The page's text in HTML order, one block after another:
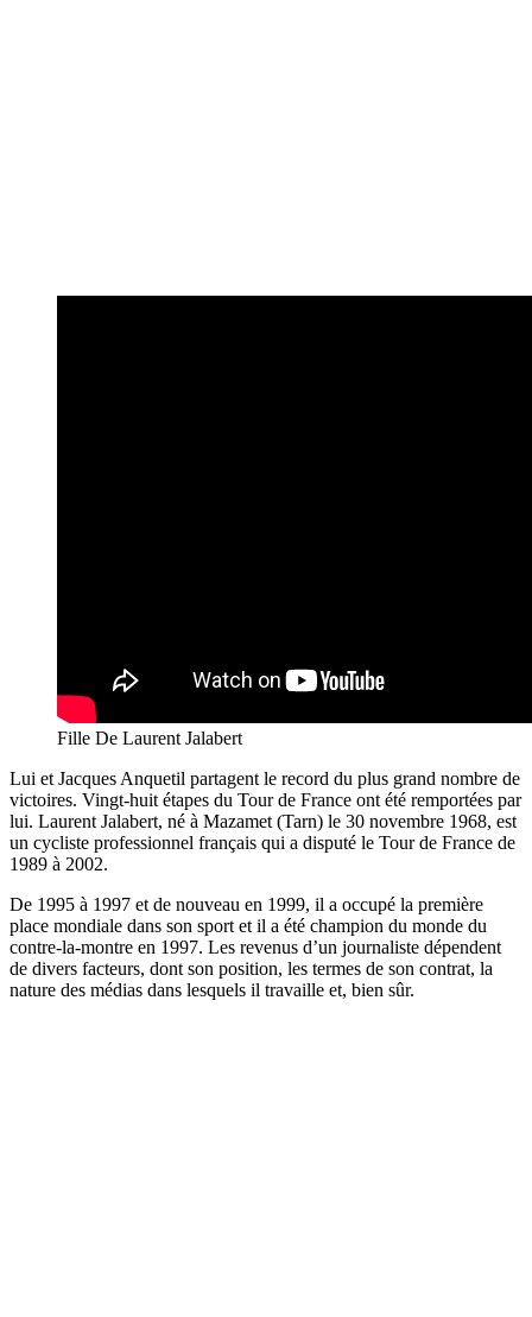
Fille De Laurent Jalabert
Lui et Jacques Anquetil partagent le record du plus grand nombre de
victoires. Vingt-huit étapes du Tour de France ont été remportées par
lui. Laurent Jalabert, né à Mazamet (Tarn) le 30 novembre 1968, est
un cycliste professionnel français qui a disputé le Tour de France de
1989 à 2002.
De 1995 à 1997 et de nouveau en 1999, il a occupé la première
place mondiale dans son sport et il a été champion du monde du
contre-la-montre en 1997. Les revenus d’un journaliste dépendent
de divers facteurs, dont son position, les termes de son contrat, la
nature des médias dans lesquels il travaille et, bien sûr.